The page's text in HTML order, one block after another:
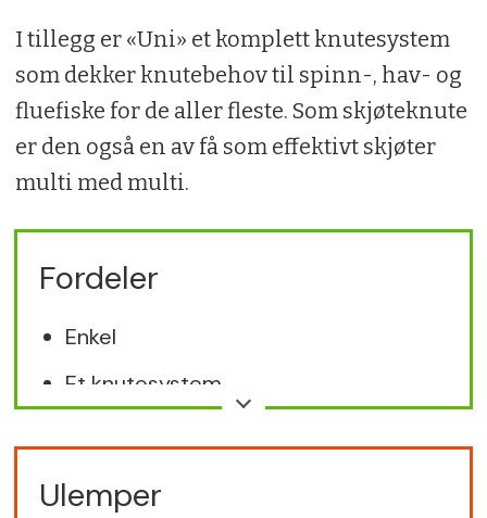
I tillegg er «Uni» et komplett knutesystem
som dekker knutebehov til spinn-, hav- og
fluefiske for de aller fleste. Som skjøteknute
er den også en av få som effektivt skjøter
multi med multi.
Fordeler
Enkel
Et knutesystem
Ulemper